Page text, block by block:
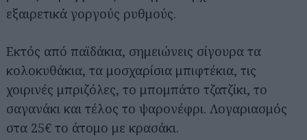
εξαιρετικά γοργούς ρυθμούς.
Εκτός από παϊδάκια, σημειώνεις σίγουρα τα
κολοκυθάκια, τα μοσχαρίσια μπιφτέκια, τις
χοιρινές μπριζόλες, το μπομπάτο τζατζίκι, το
σαγανάκι και τέλος το ψαρονέφρι. Λογαριασμός
στα 25€ το άτομο με κρασάκι.